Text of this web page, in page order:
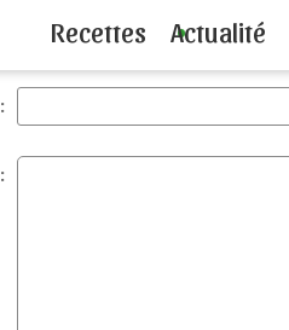
Recettes Actualité